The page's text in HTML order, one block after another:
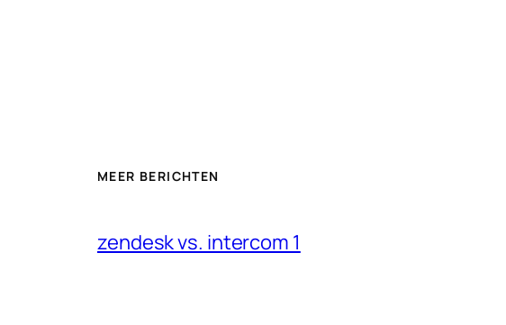
MEER BERICHTEN
zendesk vs. intercom 1